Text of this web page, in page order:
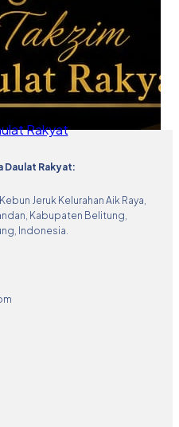
Daulat Rakyat:
Jeruk Kelurahan Aik Raya,
Kabupaten Belitung,
Indonesia.